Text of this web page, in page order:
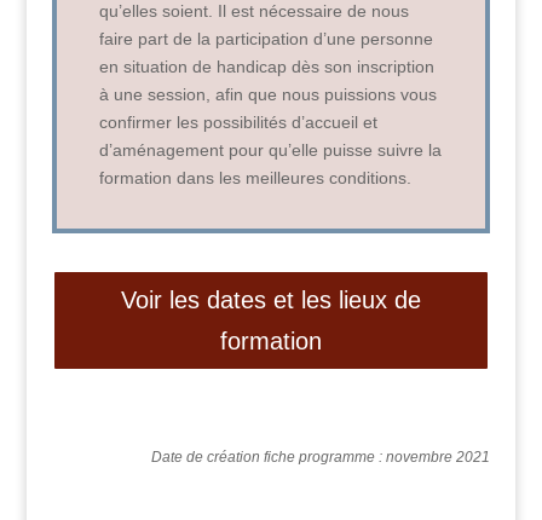
qu’elles soient. Il est nécessaire de nous
faire part de la participation d’une personne
en situation de handicap dès son inscription
à une session, afin que nous puissions vous
confirmer les possibilités d’accueil et
d’aménagement pour qu’elle puisse suivre la
formation dans les meilleures conditions.
Voir les dates et les lieux de
formation
Date de création fiche programme : novembre 2021